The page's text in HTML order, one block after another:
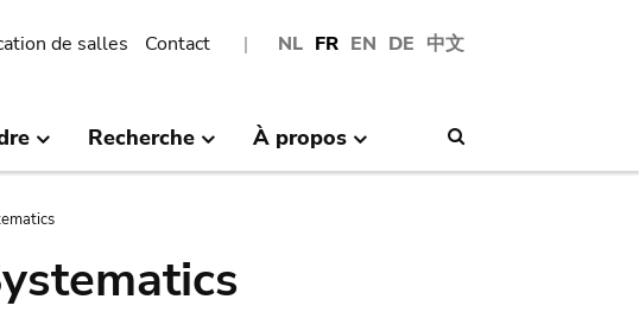
NL FR EN DE 中文
de salles Contact
Recherche À propos